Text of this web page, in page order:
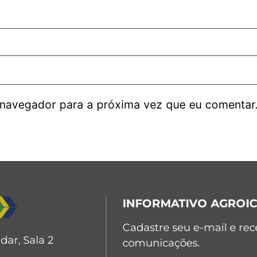
para a próxima vez que eu comentar.
Sala 2
INFORMATIVO
Cadastre seu e-mail e
comunicações.